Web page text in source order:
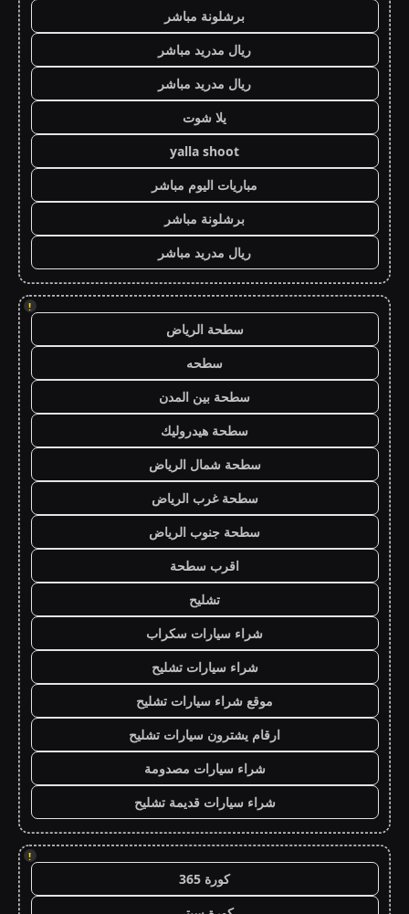
برشلونة مباشر
ريال مدريد مباشر
ريال مدريد مباشر
يلا شوت
yalla shoot
مباريات اليوم مباشر
برشلونة مباشر
ريال مدريد مباشر
!
سطحة الرياض
سطحه
سطحة بين المدن
سطحة هيدروليك
سطحة شمال الرياض
سطحة غرب الرياض
سطحة جنوب الرياض
اقرب سطحة
تشليح
شراء سيارات سكراب
شراء سيارات تشليح
موقع شراء سيارات تشليح
ارقام يشترون سيارات تشليح
شراء سيارات مصدومة
شراء سيارات قديمة تشليح
!
كورة 365